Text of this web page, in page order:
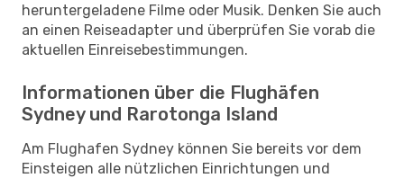
heruntergeladene Filme oder Musik. Denken Sie auch
an einen Reiseadapter und überprüfen Sie vorab die
aktuellen Einreisebestimmungen.
Informationen über die Flughäfen
Sydney und Rarotonga Island
Am Flughafen Sydney können Sie bereits vor dem
Einsteigen alle nützlichen Einrichtungen und